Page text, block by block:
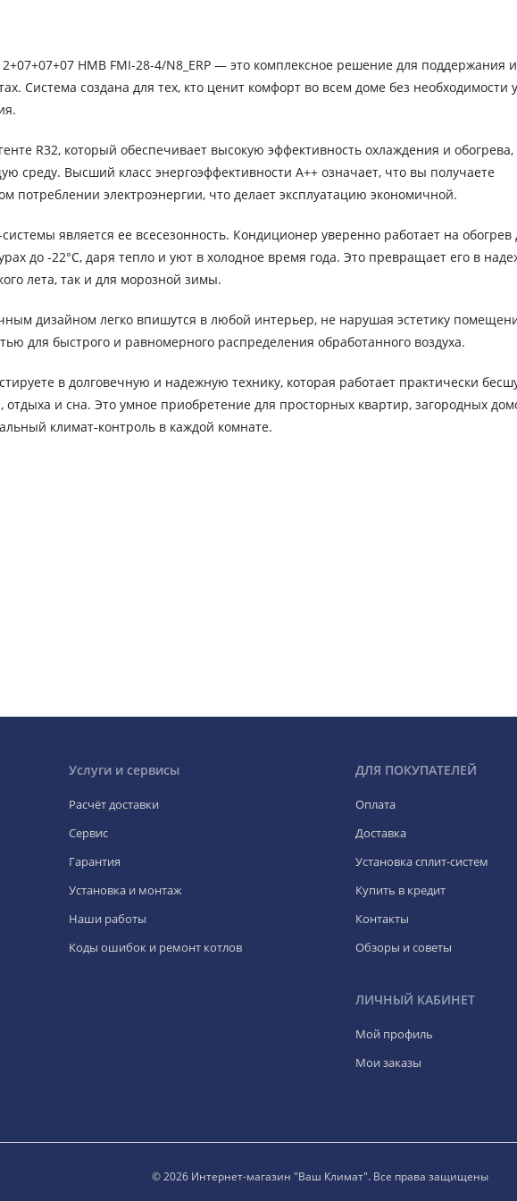
НMB FMI-28-4/N8_ERP — это комплексное решение для поддержания
Система создана для тех, кто ценит комфорт во всем доме без необходимости
R32, который обеспечивает высокую эффективность охлаждения и обогрева,
среду. Высший класс энергоэффективности A++ означает, что вы получаете
электроэнергии, что делает эксплуатацию экономичной.
является ее всесезонность. Кондиционер уверенно работает на
до -22°C, даря тепло и уют в холодное время года. Это превращает его в
лета, так и для морозной зимы.
дизайном легко впишутся в любой интерьер, не нарушая эстетику
для быстрого и равномерного распределения обработанного воздуха.
в долговечную и надежную технику, которая работает практически
отдыха и сна. Это умное приобретение для просторных квартир, загородных
климат-контроль в каждой комнате.
Услуги и сервисы
Расчёт доставки
Сервис
Гарантия
Установка и монтаж
Наши работы
Коды ошибок и ремонт котлов
ДЛЯ ПОКУПАТЕЛЕЙ
Оплата
Доставка
Установка сплит-систем
Купить в кредит
Контакты
Обзоры и советы
ЛИЧНЫЙ КАБИНЕТ
Мой профиль
Мои заказы
© 2026 Интернет-магазин "Ваш Климат". Все права защищены